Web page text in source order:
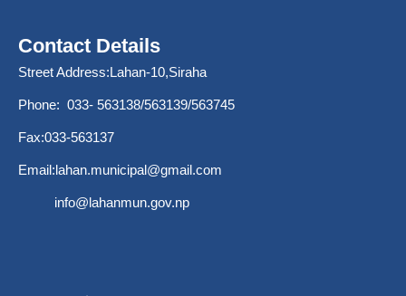
Contact Details
Street Address:Lahan-10,Siraha
Phone: 033- 563138/563139/563745
Fax:033-563137
Email:lahan.municipal@gmail.com
info@lahanmun.gov.np